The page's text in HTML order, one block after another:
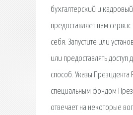
бухгалтерский и
предоставляет нам
себя. Запустите или
или предоставлять
способ. Указы
специальным фондом
отвечает на некоторые